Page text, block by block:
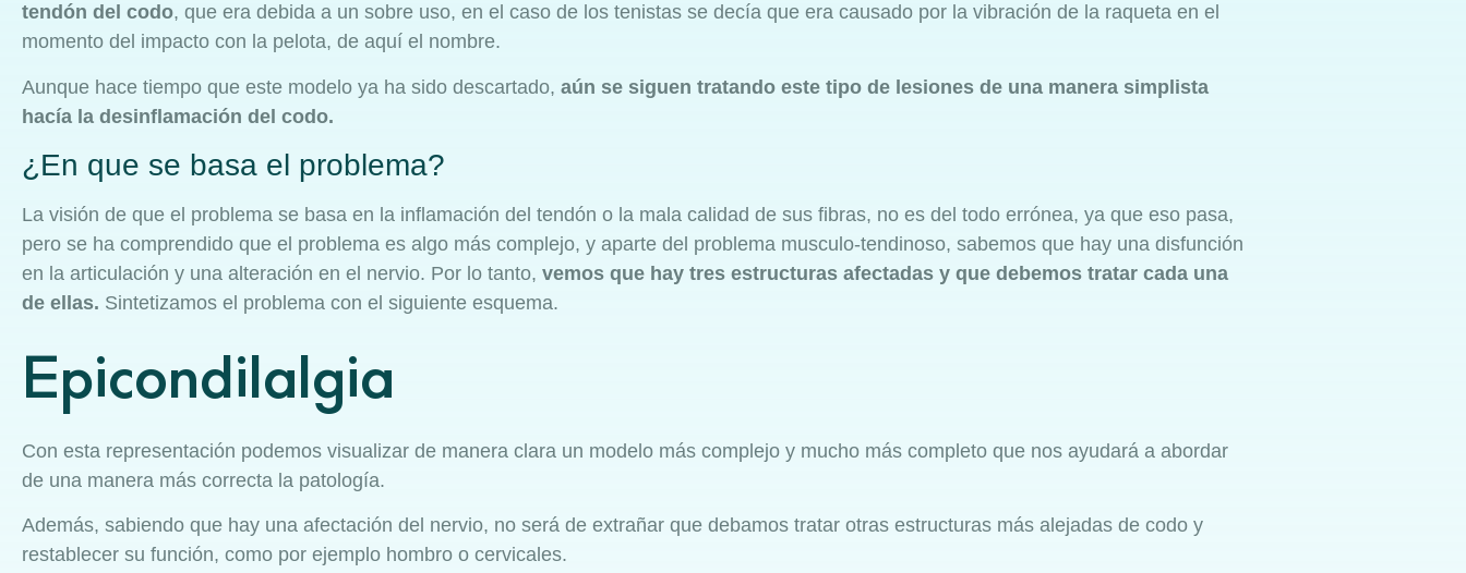
tendón del codo, que era debida a un sobre uso, en el caso de los tenistas se decía que era causado por la vibración de la raqueta en el
momento del impacto con la pelota, de aquí el nombre.
Aunque hace tiempo que este modelo ya ha sido descartado, aún se siguen tratando este tipo de lesiones de una manera simplista
hacía la desinflamación del codo.
¿En que se basa el problema?
La visión de que el problema se basa en la inflamación del tendón o la mala calidad de sus fibras, no es del todo errónea, ya que eso pasa,
pero se ha comprendido que el problema es algo más complejo, y aparte del problema musculo-tendinoso, sabemos que hay una disfunción
en la articulación y una alteración en el nervio. Por lo tanto, vemos que hay tres estructuras afectadas y que debemos tratar cada una
de ellas. Sintetizamos el problema con el siguiente esquema.
Epicondilalgia
Con esta representación podemos visualizar de manera clara un modelo más complejo y mucho más completo que nos ayudará a abordar
de una manera más correcta la patología.
Además, sabiendo que hay una afectación del nervio, no será de extrañar que debamos tratar otras estructuras más alejadas de codo y
restablecer su función, como por ejemplo hombro o cervicales.